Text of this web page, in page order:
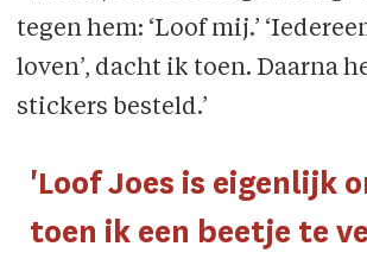
tegen hem: ‘Loof mij.’
loven’, dacht ik toen. Daarna
stickers besteld.’
'Loof Joes is eigenlijk
toen ik een beetje te